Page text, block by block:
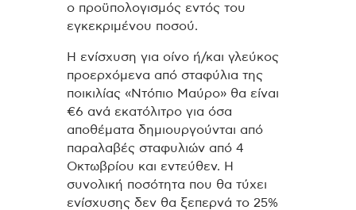
ο προϋπολογισμός εντός του
εγκεκριμένου ποσού.
Η ενίσχυση για οίνο ή/και γλεύκος
προερχόμενα από σταφύλια της
ποικιλίας «Ντόπιο Μαύρο» θα είναι
€6 ανά εκατόλιτρο για όσα
αποθέματα δημιουργούνται από
παραλαβές σταφυλιών από 4
Οκτωβρίου και εντεύθεν. Η
συνολική ποσότητα που θα τύχει
ενίσχυσης δεν θα ξεπερνά το 25%